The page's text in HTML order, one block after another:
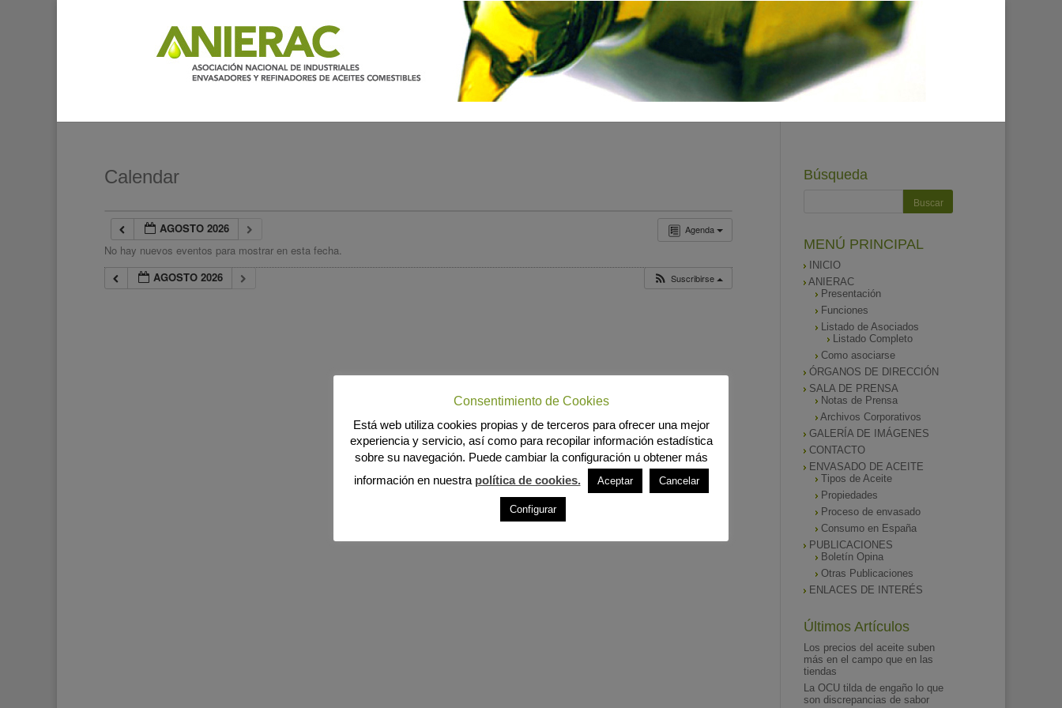
Calendar
Agenda
AGOSTO 2026
No hay nuevos eventos para mostrar en esta fecha.
AGOSTO 2026
Suscribirse
Búsqueda
MENÚ PRINCIPAL
INICIO
ANIERAC
Presentación
Funciones
Listado de Asociados
Listado Completo
Como asociarse
ÓRGANOS DE DIRECCIÓN
SALA DE PRENSA
Notas de Prensa
Archivos Corporativos
GALERÍA DE IMÁGENES
CONTACTO
ENVASADO DE ACEITE
Tipos de Aceite
Propiedades
Proceso de envasado
Consumo en España
PUBLICACIONES
Boletín Opina
Otras Publicaciones
ENLACES DE INTERÉS
Últimos Artículos
Los precios del aceite suben
más en el campo que en las
tiendas
La OCU tilda de engaño lo que
son discrepancias de sabor
Consentimiento de Cookies
Está web utiliza cookies propias y de terceros para ofrecer una mejor
experiencia y servicio, así como para recopilar información estadística
sobre su navegación. Puede cambiar la configuración u obtener más
información en nuestra política de cookies. Aceptar Cancelar
Configurar